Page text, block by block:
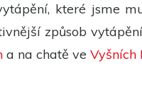
které jsme
způsob
a na chatě ve Vyšních